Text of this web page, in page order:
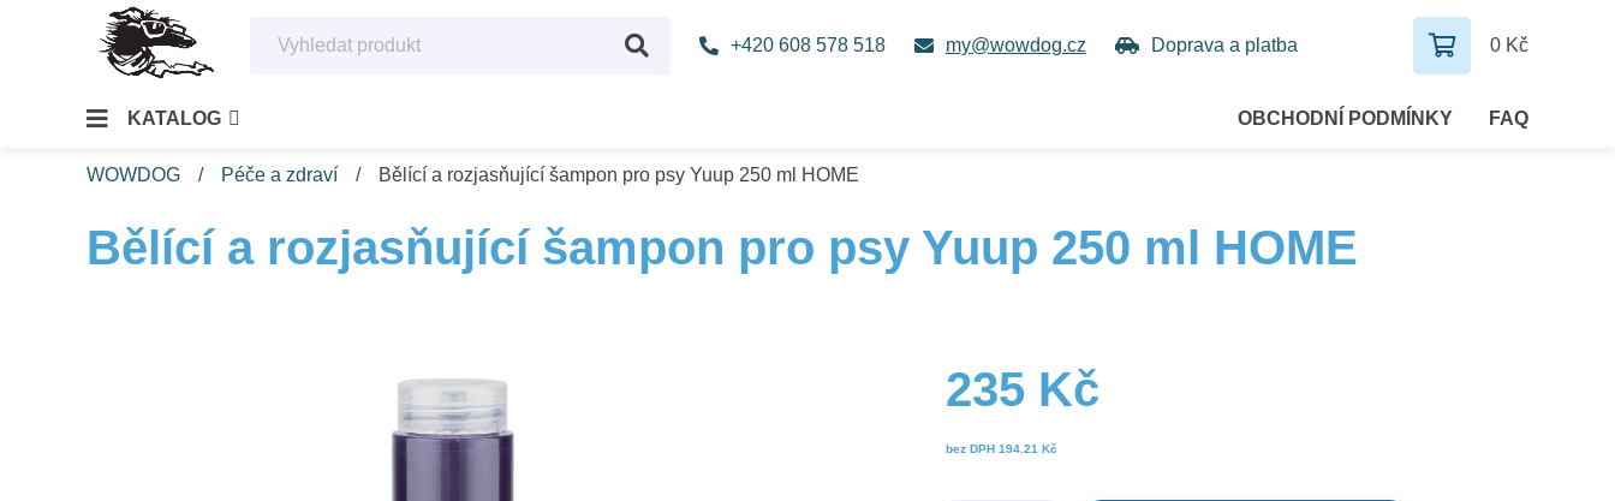
+420 608 578 518 my@wowdog.cz Doprava a platba 0 Kč
KATALOG OBCHODNÍ PODMÍNKY FAQ
WOWDOG Péče a zdraví Bělící a rozjasňující šampon pro psy Yuup 250 ml HOME
Bělící a rozjasňující šampon pro psy Yuup 250 ml HOME
235 Kč
bez DPH 194.21 Kč